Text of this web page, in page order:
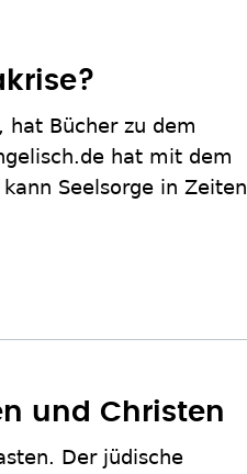
hat Bücher zu dem
hat mit dem
Seelsorge in Zeiten
und Christen
Der jüdische